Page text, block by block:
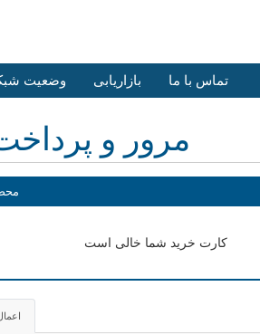
وضعیت بازاریابی تماس با ما
مرور و
کارت خرید شما خالی است